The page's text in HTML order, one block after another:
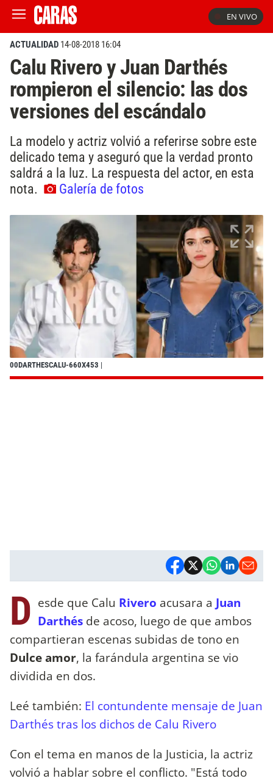
EN VIVO
ACTUALIDAD 14-08-2018 16:04
Calu Rivero y Juan Darthés
rompieron el silencio: las dos
versiones del escándalo
La modelo y actriz volvió a referirse sobre este
delicado tema y aseguró que la verdad pronto
saldrá a la luz. La respuesta del actor, en esta
nota.
Galería de fotos
00DARTHESCALU-660X453 |
D esde que Calu Rivero acusara a Juan
Darthés de acoso, luego de que ambos
compartieran escenas subidas de tono en
Dulce amor, la farándula argentina se vio
dividida en dos.
Leé también: El contundente mensaje de Juan
Darthés tras los dichos de Calu Rivero
Con el tema en manos de la Justicia, la actriz
volvió a hablar sobre el conflicto. "Está todo